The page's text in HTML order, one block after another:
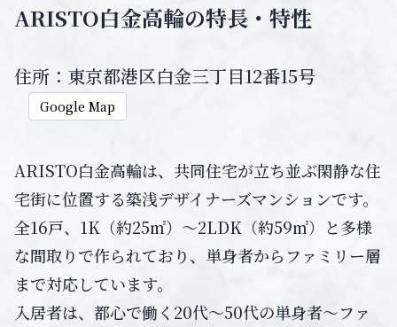
ARISTO白金高輪の特長・特性
住所：東京都港区白金三丁目12番15号
Google Map
ARISTO白金高輪は、共同住宅が立ち並ぶ閑静な住
宅街に位置する築浅デザイナーズマンションです。
全16戸、1K（約25㎡）～2LDK（約59㎡）と多様
な間取りで作られており、単身者からファミリー層
まで対応しています。
入居者は、都心で働く20代～50代の単身者～ファ